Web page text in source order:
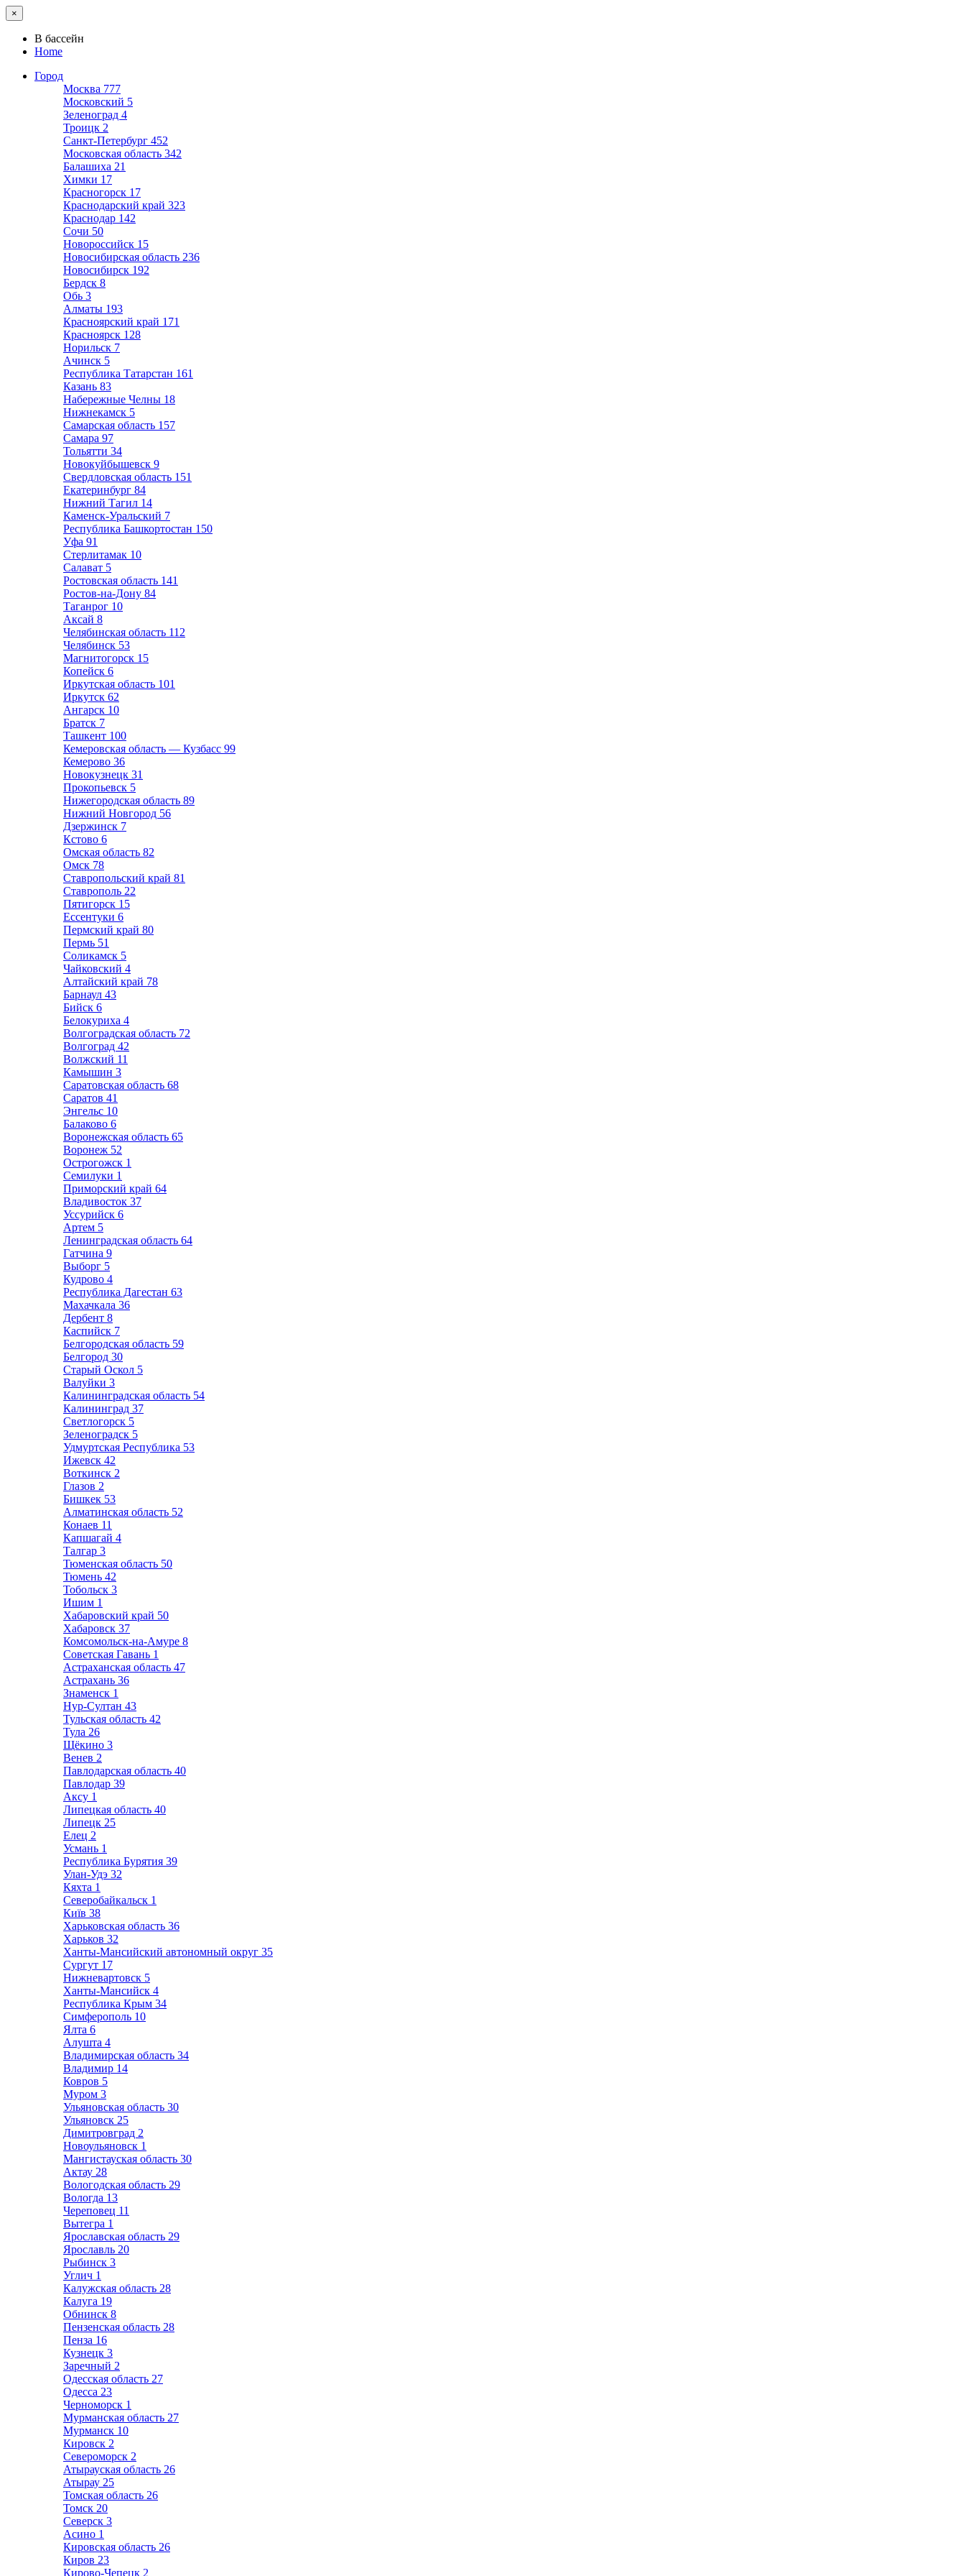
×
В бассейн
Home
Город
Москва 777
Московский 5
Зеленоград 4
Троицк 2
Санкт-Петербург 452
Московская область 342
Балашиха 21
Химки 17
Красногорск 17
Краснодарский край 323
Краснодар 142
Сочи 50
Новороссийск 15
Новосибирская область 236
Новосибирск 192
Бердск 8
Обь 3
Алматы 193
Красноярский край 171
Красноярск 128
Норильск 7
Ачинск 5
Республика Татарстан 161
Казань 83
Набережные Челны 18
Нижнекамск 5
Самарская область 157
Самара 97
Тольятти 34
Новокуйбышевск 9
Свердловская область 151
Екатеринбург 84
Нижний Тагил 14
Каменск-Уральский 7
Республика Башкортостан 150
Уфа 91
Стерлитамак 10
Салават 5
Ростовская область 141
Ростов-на-Дону 84
Таганрог 10
Аксай 8
Челябинская область 112
Челябинск 53
Магнитогорск 15
Копейск 6
Иркутская область 101
Иркутск 62
Ангарск 10
Братск 7
Ташкент 100
Кемеровская область — Кузбасс 99
Кемерово 36
Новокузнецк 31
Прокопьевск 5
Нижегородская область 89
Нижний Новгород 56
Дзержинск 7
Кстово 6
Омская область 82
Омск 78
Ставропольский край 81
Ставрополь 22
Пятигорск 15
Ессентуки 6
Пермский край 80
Пермь 51
Соликамск 5
Чайковский 4
Алтайский край 78
Барнаул 43
Бийск 6
Белокуриха 4
Волгоградская область 72
Волгоград 42
Волжский 11
Камышин 3
Саратовская область 68
Саратов 41
Энгельс 10
Балаково 6
Воронежская область 65
Воронеж 52
Острогожск 1
Семилуки 1
Приморский край 64
Владивосток 37
Уссурийск 6
Артем 5
Ленинградская область 64
Гатчина 9
Выборг 5
Кудрово 4
Республика Дагестан 63
Махачкала 36
Дербент 8
Каспийск 7
Белгородская область 59
Белгород 30
Старый Оскол 5
Валуйки 3
Калининградская область 54
Калининград 37
Светлогорск 5
Зеленоградск 5
Удмуртская Республика 53
Ижевск 42
Воткинск 2
Глазов 2
Бишкек 53
Алматинская область 52
Конаев 11
Капшагай 4
Талгар 3
Тюменская область 50
Тюмень 42
Тобольск 3
Ишим 1
Хабаровский край 50
Хабаровск 37
Комсомольск-на-Амуре 8
Советская Гавань 1
Астраханская область 47
Астрахань 36
Знаменск 1
Нур-Султан 43
Тульская область 42
Тула 26
Щёкино 3
Венев 2
Павлодарская область 40
Павлодар 39
Аксу 1
Липецкая область 40
Липецк 25
Елец 2
Усмань 1
Республика Бурятия 39
Улан-Удэ 32
Кяхта 1
Северобайкальск 1
Київ 38
Харьковская область 36
Харьков 32
Ханты-Мансийский автономный округ 35
Сургут 17
Нижневартовск 5
Ханты-Мансийск 4
Республика Крым 34
Симферополь 10
Ялта 6
Алушта 4
Владимирская область 34
Владимир 14
Ковров 5
Муром 3
Ульяновская область 30
Ульяновск 25
Димитровград 2
Новоульяновск 1
Мангистауская область 30
Актау 28
Вологодская область 29
Вологда 13
Череповец 11
Вытегра 1
Ярославская область 29
Ярославль 20
Рыбинск 3
Углич 1
Калужская область 28
Калуга 19
Обнинск 8
Пензенская область 28
Пенза 16
Кузнецк 3
Заречный 2
Одесская область 27
Одесса 23
Черноморск 1
Мурманская область 27
Мурманск 10
Кировск 2
Североморск 2
Атырауская область 26
Атырау 25
Томская область 26
Томск 20
Северск 3
Асино 1
Кировская область 26
Киров 23
Кирово-Чепецк 2